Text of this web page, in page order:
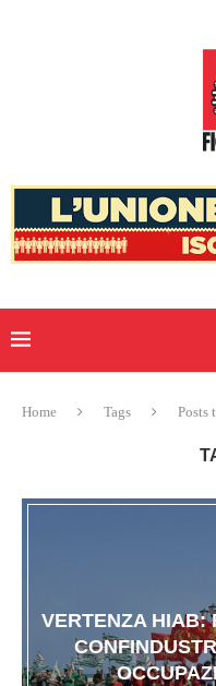
Home Tags Posts
VERTENZA HIAB: